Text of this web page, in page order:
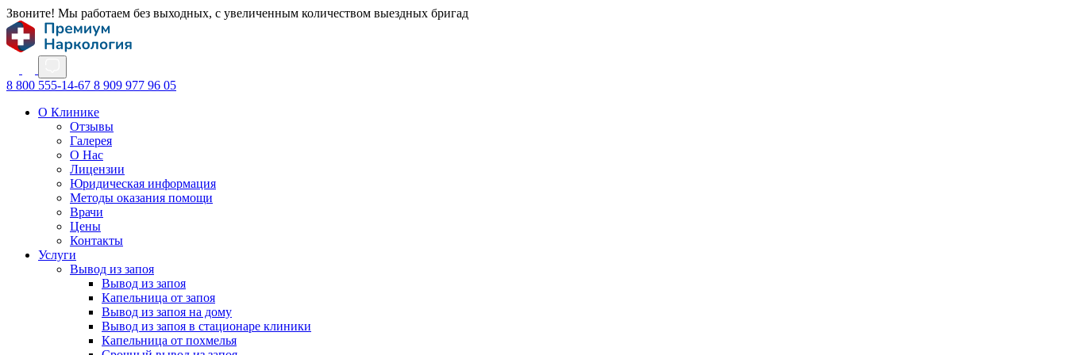
Звоните! Мы работаем без выходных, с увеличенным количеством выездных бригад
8 800 555-14-67 8 909 977 96 05
О Клинике
Отзывы
Галерея
О Нас
Лицензии
Юридическая информация
Методы оказания помощи
Врачи
Цены
Контакты
Услуги
Вывод из запоя
Вывод из запоя
Капельница от запоя
Вывод из запоя на дому
Вывод из запоя в стационаре клиники
Капельница от похмелья